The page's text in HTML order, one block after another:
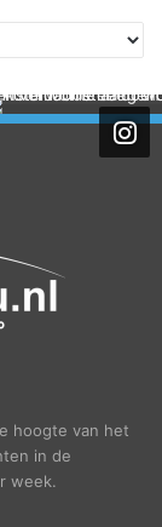
hoogte van het
in de
week.